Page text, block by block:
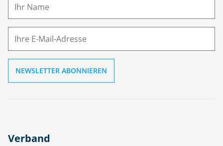
M
Verband